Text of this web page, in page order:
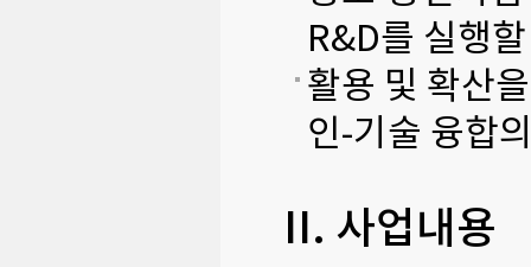
R&D를 실행
활용 및 확산
인-기술 융합
II. 사업내용